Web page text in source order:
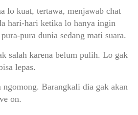
lo kuat, tertawa, menjawab chat
hari-hari ketika lo hanya ingin
pura dunia sedang mati suara.
salah karena belum pulih. Lo gak
lepas.
ngomong. Barangkali dia gak akan
on.